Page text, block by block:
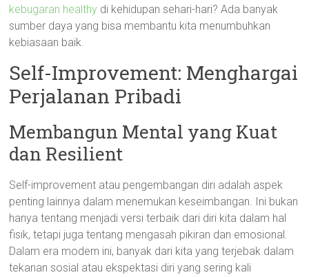
kebugaran healthy di kehidupan sehari-hari? Ada banyak
sumber daya yang bisa membantu kita menumbuhkan
kebiasaan baik.
Self-Improvement: Menghargai
Perjalanan Pribadi
Membangun Mental yang Kuat
dan Resilient
Self-improvement atau pengembangan diri adalah aspek
penting lainnya dalam menemukan keseimbangan. Ini bukan
hanya tentang menjadi versi terbaik dari diri kita dalam hal
fisik, tetapi juga tentang mengasah pikiran dan emosional.
Dalam era modern ini, banyak dari kita yang terjebak dalam
tekanan sosial atau ekspektasi diri yang sering kali